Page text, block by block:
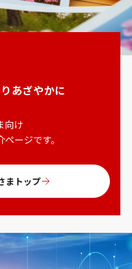
あざやかに
向け
ージです。
まトップ